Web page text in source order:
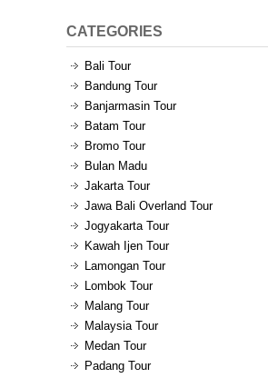
CATEGORIES
Bali Tour
Bandung Tour
Banjarmasin Tour
Batam Tour
Bromo Tour
Bulan Madu
Jakarta Tour
Jawa Bali Overland Tour
Jogyakarta Tour
Kawah Ijen Tour
Lamongan Tour
Lombok Tour
Malang Tour
Malaysia Tour
Medan Tour
Padang Tour